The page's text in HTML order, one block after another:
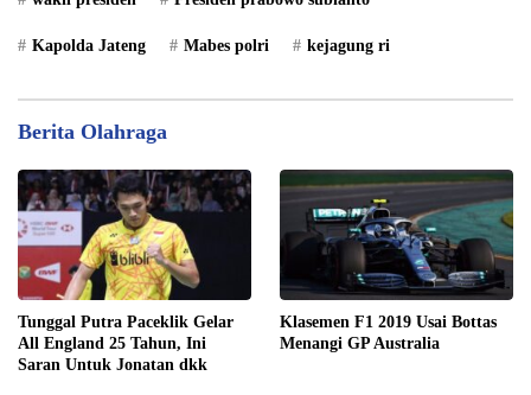
Kapolda Jateng Mabes polri kejagung ri
Berita Olahraga
Tunggal Putra Paceklik Gelar
All England 25 Tahun, Ini
Saran Untuk Jonatan dkk
Klasemen F1 2019 Usai Bottas
Menangi GP Australia